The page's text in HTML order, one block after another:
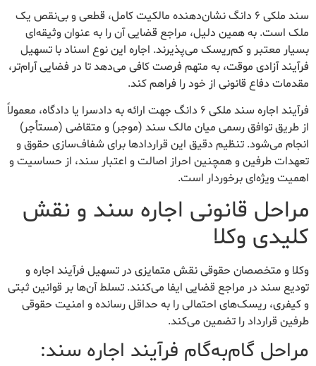
سند ملکی ۶ دانگ نشان‌دهنده مالکیت کامل، قطعی و بی‌نقص یک
ملک است. به همین دلیل، مراجع قضایی آن را به عنوان وثیقه‌ای
بسیار معتبر و کم‌ریسک می‌پذیرند. اجاره این نوع اسناد با تسهیل
فرآیند آزادی موقت، به متهم فرصت کافی می‌دهد تا در فضایی آرام‌تر،
مقدمات دفاع قانونی از خود را فراهم کند.
فرآیند اجاره سند ملکی ۶ دانگ جهت ارائه به دادسرا یا دادگاه، معمولاً
از طریق توافق رسمی میان مالک سند (موجر) و متقاضی (مستأجر)
انجام می‌شود. تنظیم دقیق این قراردادها برای شفاف‌سازی حقوق و
تعهدات طرفین و همچنین احراز اصالت و اعتبار سند، از حساسیت و
اهمیت ویژه‌ای برخوردار است.
مراحل قانونی اجاره سند و نقش
کلیدی وکلا
وکلا و متخصصان حقوقی نقش متمایزی در تسهیل فرآیند اجاره و
تودیع سند در مراجع قضایی ایفا می‌کنند. تسلط آن‌ها بر قوانین ثبتی
و کیفری، ریسک‌های احتمالی را به حداقل رسانده و امنیت حقوقی
طرفین قرارداد را تضمین می‌کند.
مراحل گام‌به‌گام فرآیند اجاره سند: